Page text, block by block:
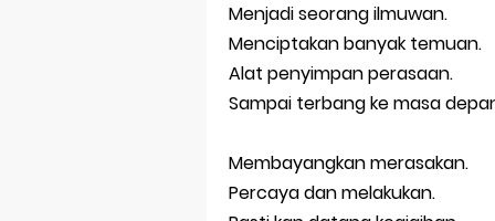
Tak Hanya
Cara
Menjadi seorang ilmuwan.
Menciptakan banyak temuan.
Alat penyimpan perasaan.
Sampai terbang ke masa
Membayangkan merasakan.
Percaya dan melakukan.